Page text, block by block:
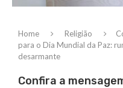
Home Religião
para o Dia Mundial da Paz:
desarmante
Confira a